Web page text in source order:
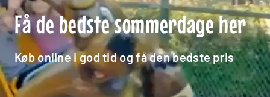
Få de bedste sommerdage her
Køb online i god tid og få den bedste pris